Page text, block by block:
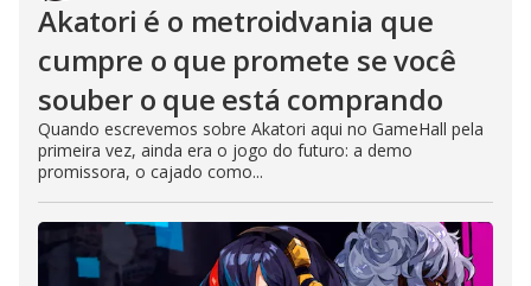
Akatori é o metroidvania que
cumpre o que promete se você
souber o que está comprando
Quando escrevemos sobre Akatori aqui no GameHall pela
primeira vez, ainda era o jogo do futuro: a demo
promissora, o cajado como...